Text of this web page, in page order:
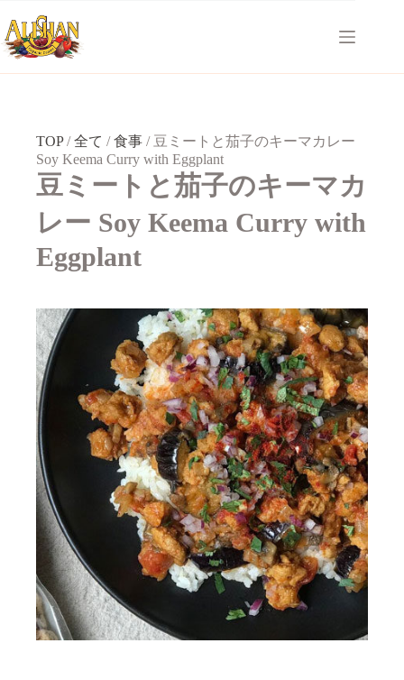
ン
テ
TOP/全て /食事 / 豆ミートと茄子のキーマカレー
Soy Keema Curry with Eggplant
豆ミートと茄子のキーマカ
レー Soy Keema Curry with
Eggplant